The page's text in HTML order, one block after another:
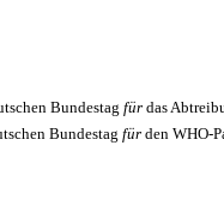
Bundes­tag für das
Bundes­tag für den WHO-